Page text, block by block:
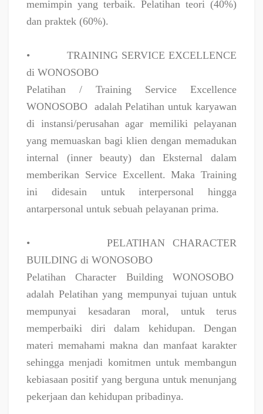
memimpin yang terbaik. Pelatihan teori (40%)
dan praktek (60%).
•
TRAINING SERVICE EXCELLENCE
di WONOSOBO
Pelatihan / Training Service Excellence
WONOSOBO adalah Pelatihan untuk karyawan
di instansi/perusahan agar memiliki pelayanan
yang memuaskan bagi klien dengan memadukan
internal (inner beauty) dan Eksternal dalam
memberikan Service Excellent. Maka Training
ini didesain untuk interpersonal hingga
antarpersonal untuk sebuah pelayanan prima.
•
PELATIHAN CHARACTER
BUILDING di WONOSOBO
Pelatihan Character Building WONOSOBO
adalah Pelatihan yang mempunyai tujuan untuk
mempunyai kesadaran moral, untuk terus
memperbaiki diri dalam kehidupan. Dengan
materi memahami makna dan manfaat karakter
sehingga menjadi komitmen untuk membangun
kebiasaan positif yang berguna untuk menunjang
pekerjaan dan kehidupan pribadinya.